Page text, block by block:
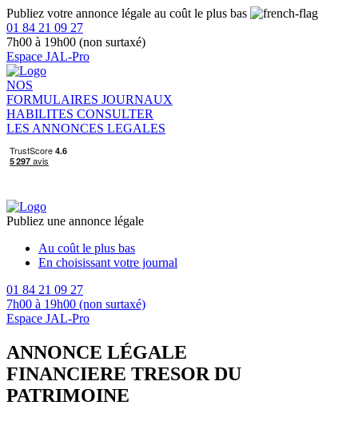
Publiez votre annonce légale au coût le plus bas
01 84 21 09 27
7h00 à 19h00 (non surtaxé)
Espace JAL-Pro
NOS
FORMULAIRES JOURNAUX
HABILITES CONSULTER
LES ANNONCES LEGALES
Publiez une annonce légale
Au coût le plus bas
En choisissant votre journal
01 84 21 09 27
7h00 à 19h00 (non surtaxé)
Espace JAL-Pro
ANNONCE LÉGALE
FINANCIERE TRESOR DU
PATRIMOINE